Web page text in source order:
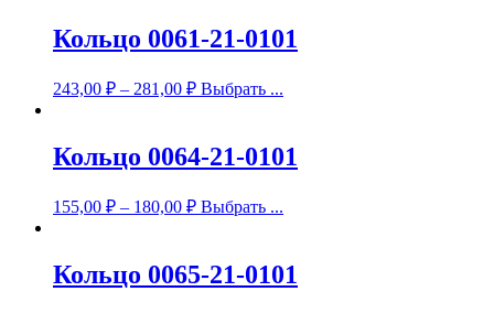
Кольцо 0061-21-0101
243,00 ₽ – 281,00 ₽ Выбрать ...
Кольцо 0064-21-0101
155,00 ₽ – 180,00 ₽ Выбрать ...
Кольцо 0065-21-0101